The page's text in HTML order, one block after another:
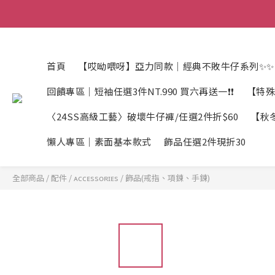
首頁
【哎呦喂呀】亞力同款｜經典不敗牛仔系列✨✨
回饋專區｜短袖任選3件NT.990 買六再送一❗❗
【特
〈24SS高級工藝〉破壞牛仔褲/任選2件折$60
【
懶人專區｜素面基本款式
飾品任選2件現折30
全部商品 /配件 / ᴀᴄᴄᴇssᴏʀɪᴇs / 飾品(戒指、項鍊、手鍊)